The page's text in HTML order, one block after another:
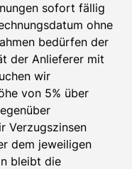
sofort fällig
ohne
bedürfen der
der Anlieferer mit
wir
von 5% über
Verzugszinsen
dem jeweiligen
bleibt die